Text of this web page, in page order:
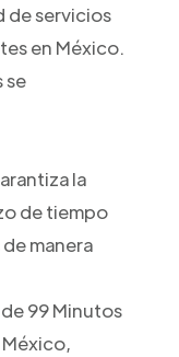
de servicios
en México.
se
la
de tiempo
manera
99 Minutos